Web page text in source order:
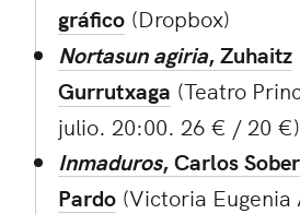
gráfico (Dropbox)
Nortasun agiria, Zuhaitz
Gurrutxaga (Teatro
julio. 20:00. 26 € / 20 €)
Inmaduros, Carlos
Pardo (Victoria Eugenia